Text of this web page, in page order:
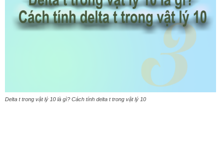
Delta t trong vật lý 10 là gì? Cách tính delta t trong vật lý 10